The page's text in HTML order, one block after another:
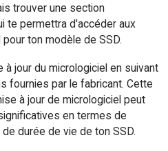
trouver une section
te permettra d'accéder aux
ton modèle de SSD.
à jour du micrologiciel en suivant
fournies par le fabricant. Cette
à jour de micrologiciel peut
en termes de
durée de vie de ton SSD.